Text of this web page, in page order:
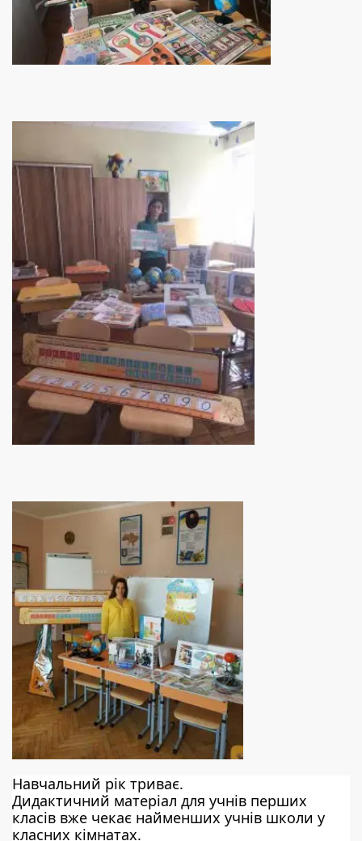
Навчальний рік триває.
Дидактичний матеріал для учнів перших
класів вже чекає найменших учнів школи у
класних кімнатах.